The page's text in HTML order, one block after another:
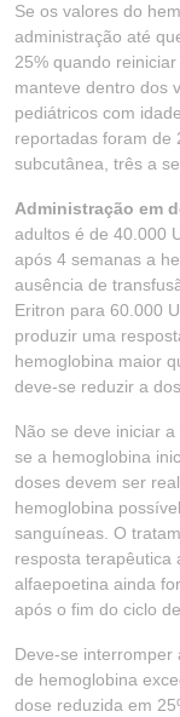
Se os valores do
administração até
25% quando
manteve dentro dos
pediátricos com
reportadas foram de
subcutânea, três a
Administração em
adultos é de 40.000
após 4 semanas a
ausência de
Eritron para 60.000
produzir uma
hemoglobina maior
deve-se reduzir a
Não se deve iniciar
se a hemoglobina
doses devem ser
hemoglobina
sanguíneas. O
resposta terapêutica
alfaepoetina ainda
após o fim do ciclo
Deve-se interromper
de hemoglobina
dose reduzida em